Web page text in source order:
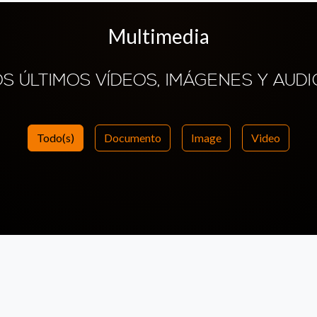
Multimedia
ÚLTIMOS VÍDEOS, IMÁGENES Y
Todo(s) Documento Image Video